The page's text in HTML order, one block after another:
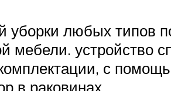
уборки любых типов
мебели. устройство
с
в раковинах.